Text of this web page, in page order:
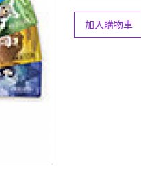
加入購物車